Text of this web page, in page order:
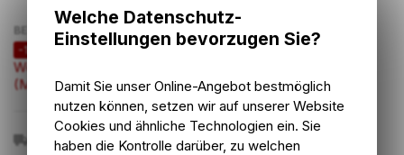
BEZEICHNUNG
-12%
Women’s Traverse Jersey
(Mineral Green)
M1SJ3-
5060984075383
GRÖSSE
M
Welche Datenschutz-
Einstellungen bevorzugen Sie?
Damit Sie unser Online-Angebot bestmöglich
nutzen können, setzen wir auf unserer Website
Cookies und ähnliche Technologien ein. Sie
haben die Kontrolle darüber, zu welchen